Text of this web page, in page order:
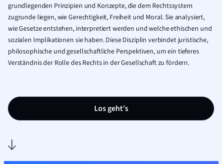
grundlegenden Prinzipien und Konzepte, die dem Rechtssystem
zugrunde liegen, wie Gerechtigkeit, Freiheit und Moral. Sie analysiert,
wie Gesetze entstehen, interpretiert werden und welche ethischen und
sozialen Implikationen sie haben. Diese Disziplin verbindet juristische,
philosophische und gesellschaftliche Perspektiven, um ein tieferes
Verständnis der Rolle des Rechts in der Gesellschaft zu fördern.
Los geht’s